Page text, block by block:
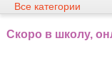
Все категории
Скоро в школу,